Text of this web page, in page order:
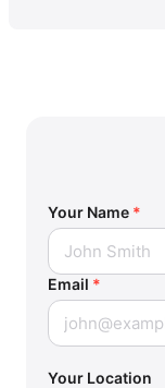
Your Name *
Email *
Your Location